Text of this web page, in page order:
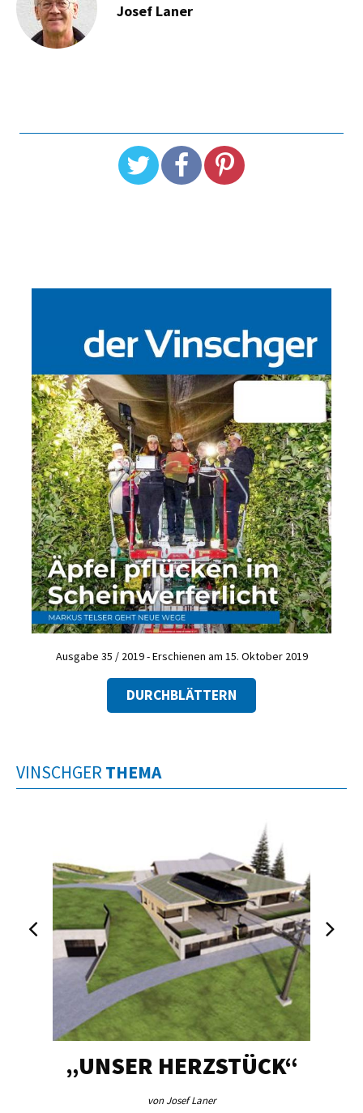
Josef Laner
Ausgabe 35 / 2019 - Erschienen am 15. Oktober 2019
DURCHBLÄTTERN
VINSCHGER THEMA
„UNSER HERZSTÜCK“
von Josef Laner